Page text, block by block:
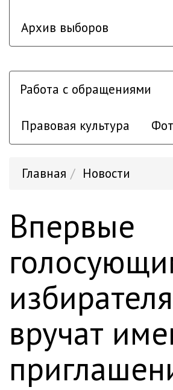
Архив выборов
Работа с обращениями
Правовая культура
Главная Новости
Впервые
вручат